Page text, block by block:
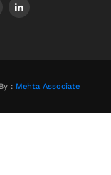
: Mehta Associate